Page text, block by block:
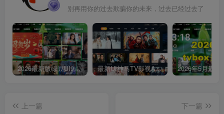
别再用你的过去欺骗你的未来，过去已经过去了
2026最新版绿豆UI9双端影视APP源码 最新UI神马TV影视APP源码 乐檬影视苹果CMS后台 包含前后端源码
上一篇
下一篇